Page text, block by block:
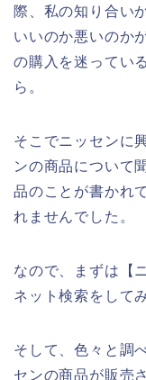
際、私の知り合い
いいのか悪いのか
の購入を迷ってい
ら。
そこでニッセンに
ンの商品について
品のことが書かれ
れませんでした。
なので、まずは【
ネット検索をして
そして、色々と調
センの商品が販売